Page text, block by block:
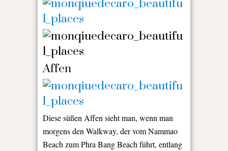
Affen
Diese süßen Affen sieht man, wenn man
morgens den Walkway, der vom Nammao
Beach zum Phra Bang Beach führt, entlang